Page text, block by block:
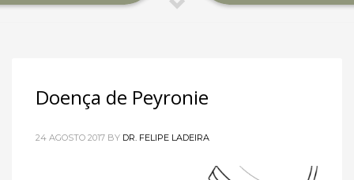
Doença de Peyronie
24 AGOSTO 2017 BY DR. FELIPE LADEIRA